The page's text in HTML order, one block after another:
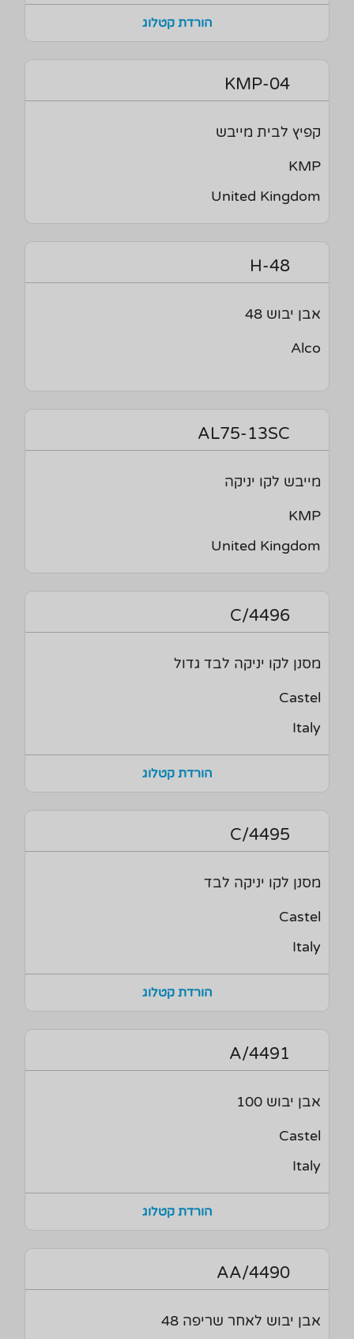
הורדת קטלוג
KMP-04
קפיץ לבית מייבש
KMP
United Kingdom
H-48
אבן יבוש 48
Alco
AL75-13SC
מייבש לקו יניקה
KMP
United Kingdom
4496/C
מסנן לקו יניקה לבד גדול
Castel
Italy
הורדת קטלוג
4495/C
מסנן לקו יניקה לבד
Castel
Italy
הורדת קטלוג
4491/A
אבן יבוש 100
Castel
Italy
הורדת קטלוג
4490/AA
אבן יבוש לאחר שריפה 48